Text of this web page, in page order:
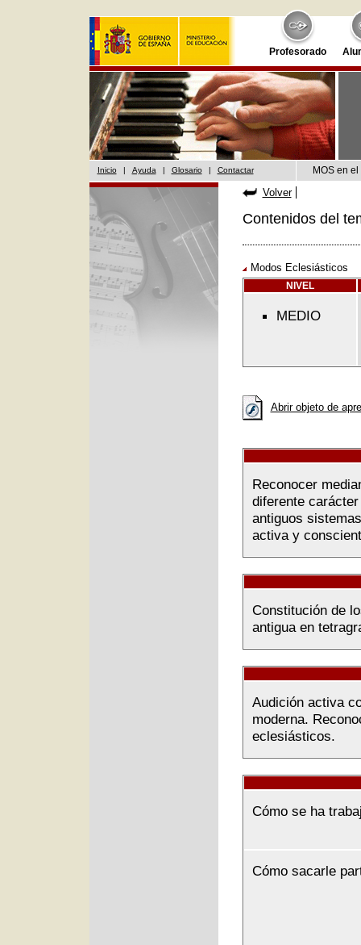
Profesorado
Inicio | Ayuda | Glosario | Contactar MOS en
Volver
Contenidos del
Modos Eclesiásticos
NIVEL
MEDIO
Abrir objeto de
Reconocer
diferente
antiguos
activa y
Constitución de
antigua en
Audición activa
moderna.
eclesiásticos.
Cómo se ha
Cómo sacarle